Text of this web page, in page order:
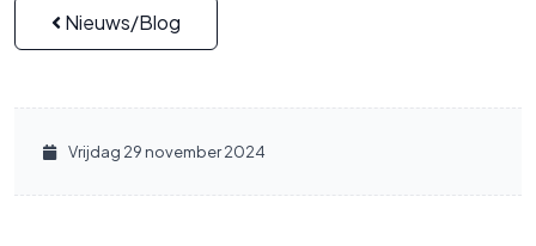
Nieuws/Blog
Vrijdag 29 november 2024